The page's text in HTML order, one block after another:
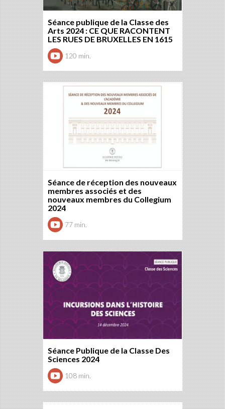
Séance publique de la Classe des
Arts 2024 : CE QUE RACONTENT
LES RUES DE BRUXELLES EN 1615
120 min.
Séance de réception des nouveaux
membres associés et des
nouveaux membres du Collegium
2024
77 min.
Séance Publique de la Classe Des
Sciences 2024
108 min.